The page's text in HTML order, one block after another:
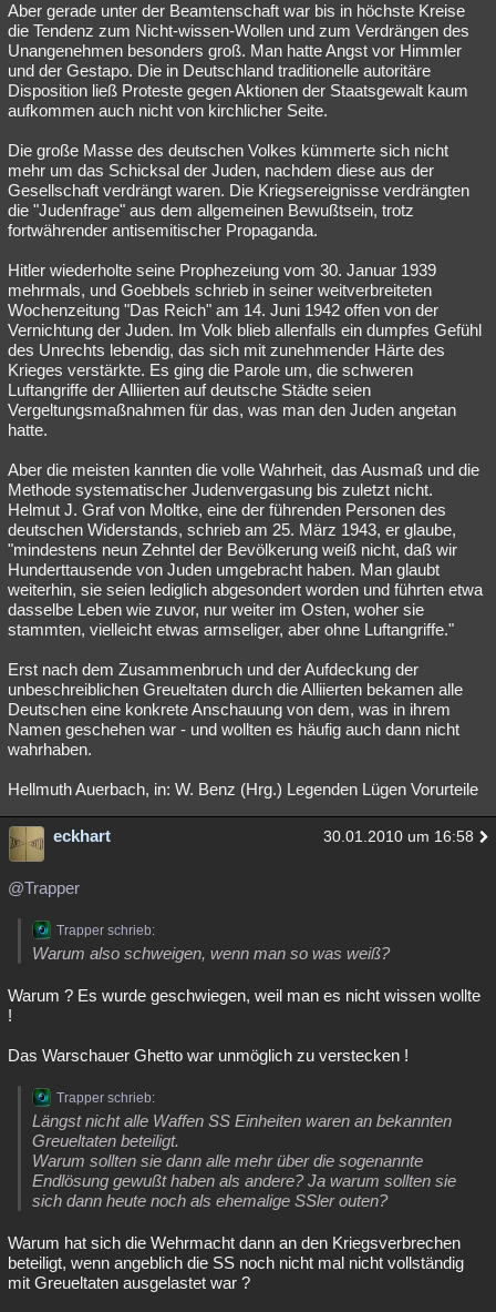
Aber gerade unter der Beamtenschaft war bis in höchste Kreise
die Tendenz zum Nicht-wissen-Wollen und zum Verdrängen des
Unangenehmen besonders groß. Man hatte Angst vor Himmler
und der Gestapo. Die in Deutschland traditionelle autoritäre
Disposition ließ Proteste gegen Aktionen der Staatsgewalt kaum
aufkommen auch nicht von kirchlicher Seite.
Die große Masse des deutschen Volkes kümmerte sich nicht
mehr um das Schicksal der Juden, nachdem diese aus der
Gesellschaft verdrängt waren. Die Kriegsereignisse verdrängten
die "Judenfrage" aus dem allgemeinen Bewußtsein, trotz
fortwährender antisemitischer Propaganda.
Hitler wiederholte seine Prophezeiung vom 30. Januar 1939
mehrmals, und Goebbels schrieb in seiner weitverbreiteten
Wochenzeitung "Das Reich" am 14. Juni 1942 offen von der
Vernichtung der Juden. Im Volk blieb allenfalls ein dumpfes Gefühl
des Unrechts lebendig, das sich mit zunehmender Härte des
Krieges verstärkte. Es ging die Parole um, die schweren
Luftangriffe der Alliierten auf deutsche Städte seien
Vergeltungsmaßnahmen für das, was man den Juden angetan
hatte.
Aber die meisten kannten die volle Wahrheit, das Ausmaß und die
Methode systematischer Judenvergasung bis zuletzt nicht.
Helmut J. Graf von Moltke, eine der führenden Personen des
deutschen Widerstands, schrieb am 25. März 1943, er glaube,
"mindestens neun Zehntel der Bevölkerung weiß nicht, daß wir
Hunderttausende von Juden umgebracht haben. Man glaubt
weiterhin, sie seien lediglich abgesondert worden und führten etwa
dasselbe Leben wie zuvor, nur weiter im Osten, woher sie
stammten, vielleicht etwas armseliger, aber ohne Luftangriffe."
Erst nach dem Zusammenbruch und der Aufdeckung der
unbeschreiblichen Greueltaten durch die Alliierten bekamen alle
Deutschen eine konkrete Anschauung von dem, was in ihrem
Namen geschehen war - und wollten es häufig auch dann nicht
wahrhaben.
Hellmuth Auerbach, in: W. Benz (Hrg.) Legenden Lügen Vorurteile
eckhart 30.01.2010 um 16:58
@Trapper
Trapper schrieb:
Warum also schweigen, wenn man so was weiß?
Warum ? Es wurde geschwiegen, weil man es nicht wissen wollte
!
Das Warschauer Ghetto war unmöglich zu verstecken !
Trapper schrieb:
Längst nicht alle Waffen SS Einheiten waren an bekannten
Greueltaten beteiligt.
Warum sollten sie dann alle mehr über die sogenannte
Endlösung gewußt haben als andere? Ja warum sollten sie
sich dann heute noch als ehemalige SSler outen?
Warum hat sich die Wehrmacht dann an den Kriegsverbrechen
beteiligt, wenn angeblich die SS noch nicht mal nicht vollständig
mit Greueltaten ausgelastet war ?